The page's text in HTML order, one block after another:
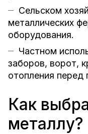
Сельском
металлических
оборудования.
Частном
заборов, ворот,
отопления перед
Как
металлу?